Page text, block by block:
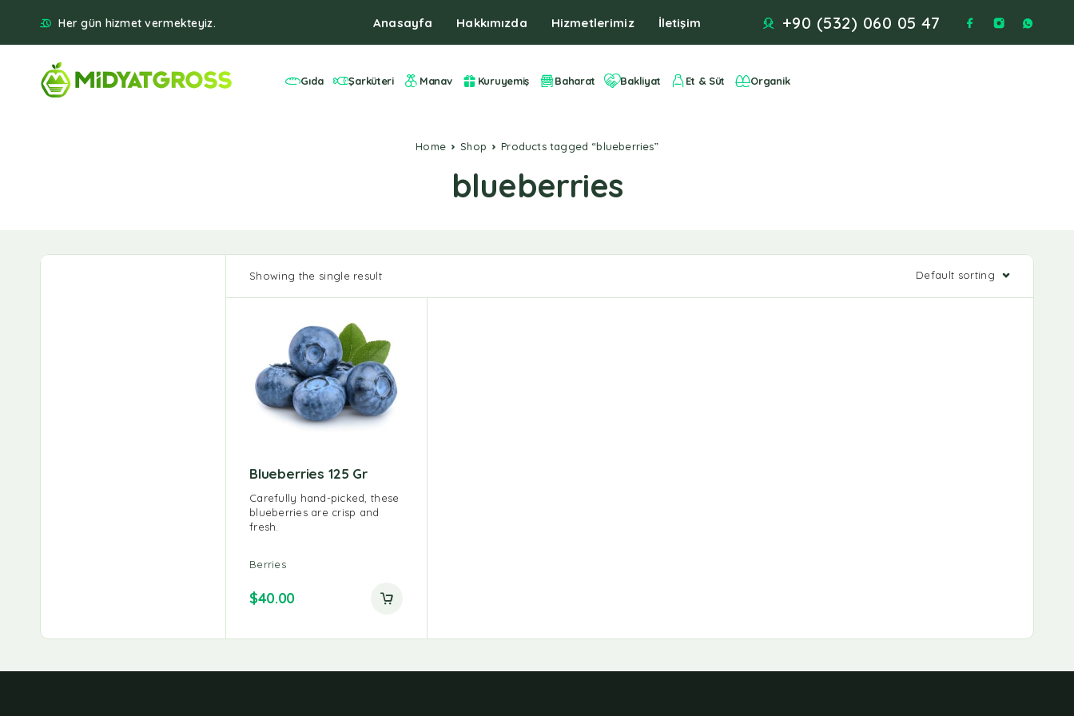
Her gün hizmet vermekteyiz. Anasayfa Hakkımızda Hizmetlerimiz İletişim +90 (532) 060 05 47
Gıda Şarküteri Manav Kuruyemiş Baharat Bakliyat Et & Süt Organik
Home Shop Products tagged “blueberries”
blueberries
Showing the single result Default sorting
Blueberries 125 Gr
Carefully hand-picked, these
blueberries are crisp and
fresh.
Berries
$40.00